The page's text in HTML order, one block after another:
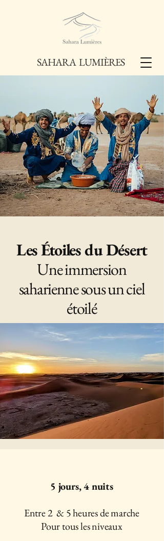
SAHARA LUMIÈRES
Les Étoiles du Désert
Une immersion
saharienne sous un ciel
étoilé
5 jours, 4 nuits
Entre 2 & 5 heures de marche
Pour tous les niveaux